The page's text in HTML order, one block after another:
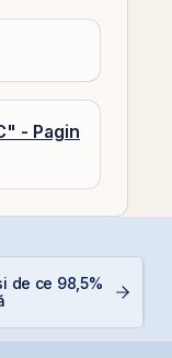
- Pagin
de ce 98,5%